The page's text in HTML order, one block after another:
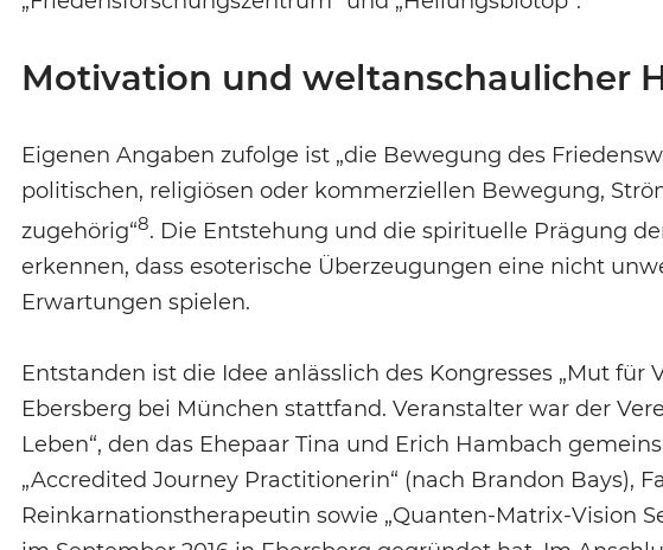
Motivation und weltanschaulicher
Eigenen Angaben zufolge ist „die Bewegung des
politischen, religiösen oder kommerziellen Bewegung,
zugehörig“8. Die Entstehung und die spirituelle Prägung
erkennen, dass esoterische Überzeugungen eine nicht
Erwartungen spielen.
Entstanden ist die Idee anlässlich des Kongresses „Mut für
Ebersberg bei München stattfand. Veranstalter war der
Leben“, den das Ehepaar Tina und Erich Hambach
„Accredited Journey Practitionerin“ (nach Brandon Bays),
Reinkarnationstherapeutin sowie „Quanten-Matrix-Vision